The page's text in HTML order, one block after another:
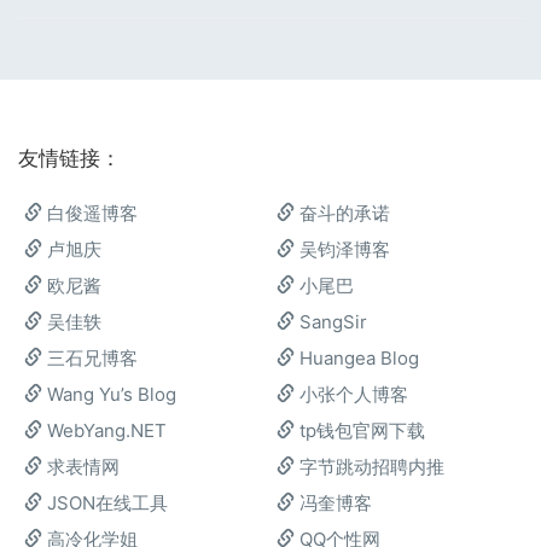
友情链接：
白俊遥博客
奋斗的承诺
卢旭庆
吴钧泽博客
欧尼酱
小尾巴
吴佳轶
SangSir
三石兄博客
Huangea Blog
Wang Yu’s Blog
小张个人博客
WebYang.NET
tp钱包官网下载
求表情网
字节跳动招聘内推
JSON在线工具
冯奎博客
高冷化学姐
QQ个性网